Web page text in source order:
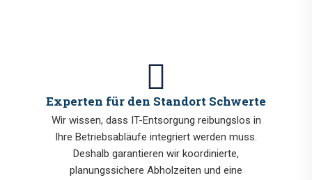
Experten für den Standort Schwerte
Wir wissen, dass IT-Entsorgung reibungslos in
Ihre Betriebsabläufe integriert werden muss.
Deshalb garantieren wir koordinierte,
planungssichere Abholzeiten und eine